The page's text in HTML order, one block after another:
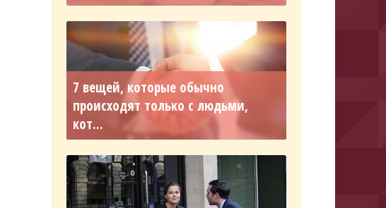
7 вещей, которые обычно
происходят только с людьми,
кот...